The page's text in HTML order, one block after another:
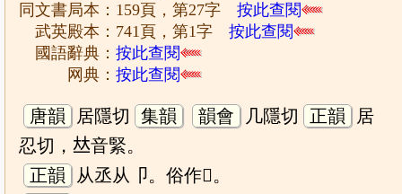
同文書局本：159頁，第27字按此查閱
武英殿本：741頁，第1字按此查閱
國語辭典：按此查閱
网典：按此查閱
唐韻 居隱切 集韻 韻會 几隱切 正韻
居
忍切，𠀤音緊。
正韻
从丞从卩。俗作𢀿。